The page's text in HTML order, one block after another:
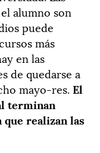
alumno son
puede
más
en las
de quedarse a
mayo-res.El
terminan
que realizan las